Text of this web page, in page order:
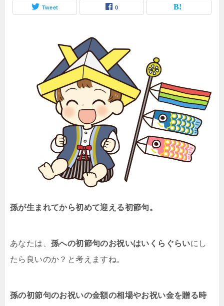
Tweet 0
孫が生まれてから初めて迎える初節句。
あなたは、 孫への初節句のお祝いはいくらぐらいにし
たら良いのか？と考えますね。
孫の初節句のお祝いの金額の相場やお祝い金を贈る時